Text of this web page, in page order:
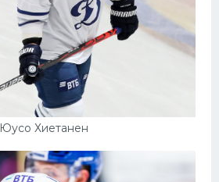
Юусо Хиетанен